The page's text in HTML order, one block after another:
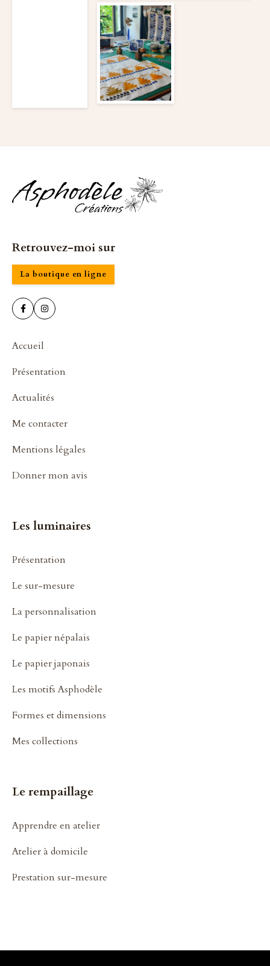
Retrouvez-moi sur
La boutique en ligne
 
Accueil
Présentation
Actualités
Me contacter
Mentions légales
Donner mon avis
Les luminaires
Présentation
Le sur-mesure
La personnalisation
Le papier népalais
Le papier japonais
Les motifs Asphodèle
Formes et dimensions
Mes collections
Le rempaillage
Apprendre en atelier
Atelier à domicile
Prestation sur-mesure